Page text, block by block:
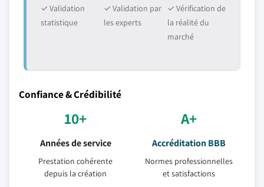
✓ Validation
statistique
✓ Validation par
les experts
✓ Vérification de
la réalité du
marché
Confiance & Crédibilité
10+
Années de service
Prestation cohérente
depuis la création
A+
Accréditation BBB
Normes professionnelles
et satisfactions